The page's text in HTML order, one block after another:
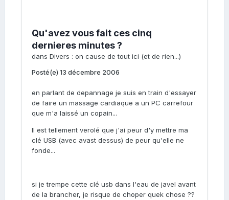
Qu'avez vous fait ces cinq
dernieres minutes ?
dans Divers : on cause de tout ici (et de rien...)
Posté(e) 13 décembre 2006
en parlant de depannage je suis en train d'essayer
de faire un massage cardiaque a un PC carrefour
que m'a laissé un copain...
Il est tellement verolé que j'ai peur d'y mettre ma
clé USB (avec avast dessus) de peur qu'elle ne
fonde...
si je trempe cette clé usb dans l'eau de javel avant
de la brancher, je risque de choper quek chose ??